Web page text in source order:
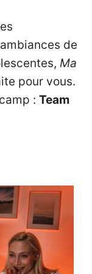
de
Ma
pour vous.
: Team